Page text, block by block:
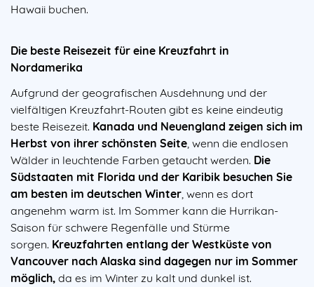
Hawaii buchen.
Die beste Reisezeit für eine Kreuzfahrt in
Nordamerika
Aufgrund der geografischen Ausdehnung und der
vielfältigen Kreuzfahrt-Routen gibt es keine eindeutig
beste Reisezeit. Kanada und Neuengland zeigen sich im
Herbst von ihrer schönsten Seite , wenn die endlosen
Wälder in leuchtende Farben getaucht werden. Die
Südstaaten mit Florida und der Karibik besuchen Sie
am besten im deutschen Winter , wenn es dort
angenehm warm ist. Im Sommer kann die Hurrikan-
Saison für schwere Regenfälle und Stürme
sorgen. Kreuzfahrten entlang der Westküste von
Vancouver nach Alaska sind dagegen nur im Sommer
möglich, da es im Winter zu kalt und dunkel ist.